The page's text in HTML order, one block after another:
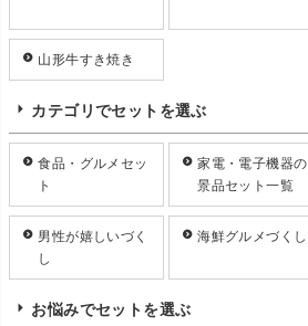
山形牛すき焼き
カテゴリでセットを選ぶ
食品・グルメセッ
ト
家電・電子機器の
景品セット一覧
男性が嬉しいづく
し
海鮮グルメづくし
お悩みでセットを選ぶ